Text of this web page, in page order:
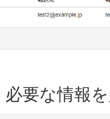
必要な情報